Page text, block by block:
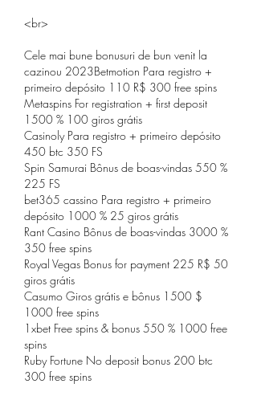
<br>
Cele mai bune bonusuri de bun venit la
cazinou 2023Betmotion Para registro +
primeiro depósito 110 R$ 300 free spins
Metaspins For registration + first deposit
1500 % 100 giros grátis
Casinoly Para registro + primeiro depósito
450 btc 350 FS
Spin Samurai Bônus de boas-vindas 550 %
225 FS
bet365 cassino Para registro + primeiro
depósito 1000 % 25 giros grátis
Rant Casino Bônus de boas-vindas 3000 %
350 free spins
Royal Vegas Bonus for payment 225 R$ 50
giros grátis
Casumo Giros grátis e bônus 1500 $
1000 free spins
1xbet Free spins & bonus 550 % 1000 free
spins
Ruby Fortune No deposit bonus 200 btc
300 free spins